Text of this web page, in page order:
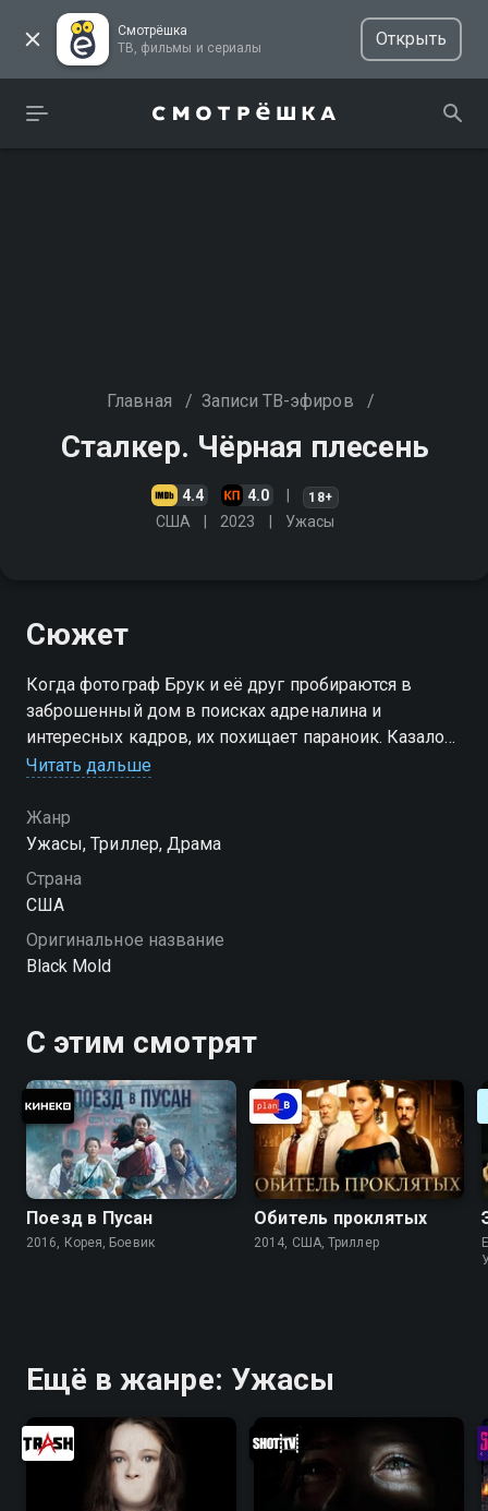
Смотрёшка
ТВ, фильмы и сериалы
Открыть
Главная / Записи ТВ-эфиров /
Сталкер. Чёрная плесень
4.4 4.0 18+
США 2023 Ужасы
Сюжет
Когда фотограф Брук и её друг пробираются в
заброшенный дом в поисках адреналина и
интересных кадров, их похищает параноик. Казалось
бы, что может быть хуже? Но похититель - далеко
Читать дальше
Жанр
Ужасы, Триллер, Драма
Страна
США
Оригинальное название
Black Mold
С этим смотрят
Поезд в Пусан
2016, Корея, Боевик
Обитель проклятых
2014, США, Триллер
Ещё в жанре: Ужасы